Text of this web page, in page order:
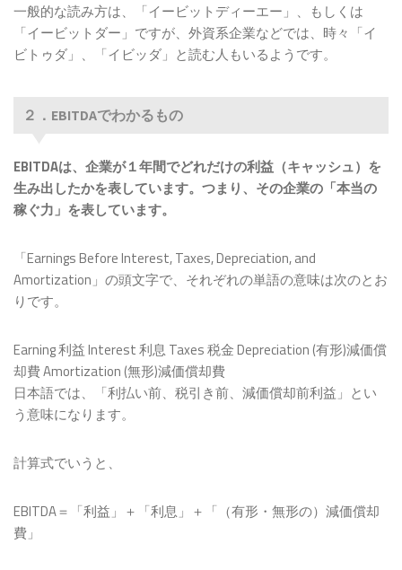
２．EBITDAでわかるもの
３．なぜ「利息」「税金」「減価償却費」
を足し戻すのか？
世界規模で企業の収益性を比較するとき
EBITDAの注意点
1.キャッシュフローそのものではない
2.過剰な設備投資のリスクを見落とすリス
３．負債（借金）の多さが見えない
EBITDAに関連したほかの重要な指標
まとめ
一般的な読み方は、「イービットディーエー」、もしくは
「イービットダー」ですが、外資系企業などでは、時々「イ
ビトゥダ」、「イビッダ」と読む人もいるようです。
２．EBITDAでわかるもの
EBITDAは、企業が１年間でどれだけの利益（キャッシュ）を
生み出したかを表しています。つまり、その企業の「本当の
稼ぐ力」を表しています。
「Earnings Before Interest, Taxes, Depreciation, and
Amortization」の頭文字で、それぞれの単語の意味は次のとお
りです。
Earning 利益 Interest 利息 Taxes 税金 Depreciation (有形)減価償
却費 Amortization (無形)減価償却費
日本語では、「利払い前、税引き前、減価償却前利益」とい
う意味になります。
計算式でいうと、
EBITDA＝「利益」＋「利息」＋「（有形・無形の）減価償却
費」